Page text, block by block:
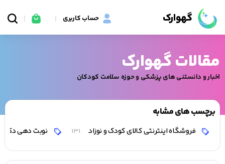
گهوارک حساب کاربری
مقالات گهوارک
اخبار و دانستنی های پزشکی و حوزه سلامت کودکان
برچسب های مشابه
فروشگاه اینترنتی کالای کودک و نوزاد 131 نوبت دهی